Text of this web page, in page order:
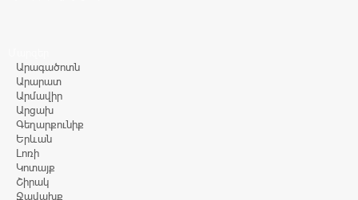
Արագածոտն
Արարատ
Արմավիր
Արցախ
Գեղարքունիք
Երևան
Լոռի
Կոտայք
Շիրակ
Ջավախք